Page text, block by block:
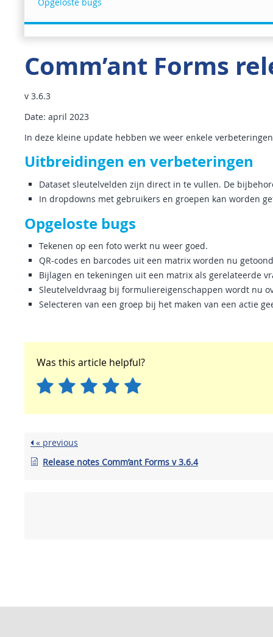
Comm’ant Forms
v 3.6.3
Date: april 2023
In deze kleine update hebben we weer enkele
Uitbreidingen en verbeteringen
Dataset sleutelvelden zijn direct in te vullen. De
In dropdowns met gebruikers en groepen kan worden
Opgeloste bugs
Tekenen op een foto werkt nu weer goed.
QR-codes en barcodes uit een matrix worden nu
Bijlagen en tekeningen uit een matrix als gerelateerde
Sleutelveldvraag bij formuliereigenschappen wordt nu
Selecteren van een groep bij het maken van een actie
Was this article helpful?
« previous
Release notes Comm’ant Forms v 3.6.4